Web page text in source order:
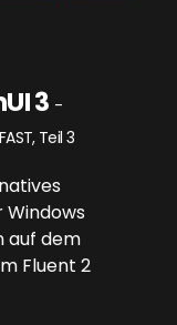
3 -
Teil 3
auf dem
Fluent 2